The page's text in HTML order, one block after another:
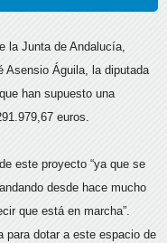
la Junta de Andalucía,
Asensio Águila, la diputada
han supuesto una
euros.
este proyecto “ya que se
desde hace mucho
que está en marcha”.
para dotar a este espacio de